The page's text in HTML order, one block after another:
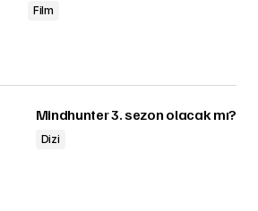
Film
Mindhunter 3. sezon olacak mı?
Dizi